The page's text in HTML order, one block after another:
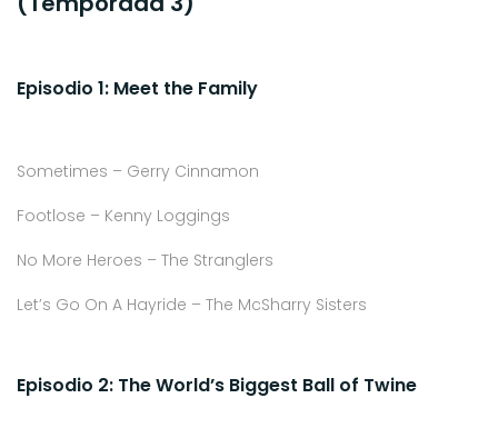
Episodio 1: Meet the Family
Sometimes – Gerry Cinnamon
Footlose – Kenny Loggings
No More Heroes – The Stranglers
Let’s Go On A Hayride – The McSharry Sisters
Episodio 2: The World’s Biggest Ball of Twine